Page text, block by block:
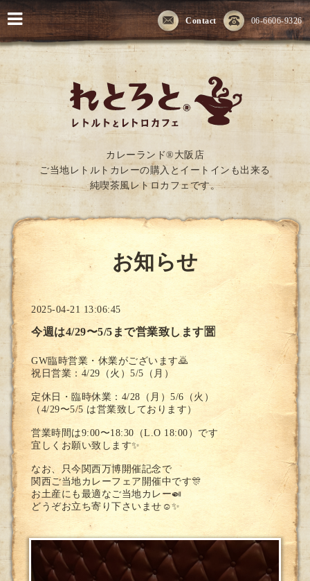
06-6606-9326
Contact
カレーランド®大阪店
ご当地レトルトカレーの購入とイートインも出来る
純喫茶風レトロカフェです。
お知らせ
2025-04-21 13:06:45
今週は4/29〜5/5まで営業致します🈺
GW臨時営業・休業がございます🙇
祝日営業：4/29（火）5/5（月）
定休日・臨時休業：4/28（月）5/6（火）
（4/29〜5/5 は営業致しております）
営業時間は9:00〜18:30（L.O 18:00）です
宜しくお願い致します✨
なお、只今関西万博開催記念で
関西ご当地カレーフェア開催中です🎊
お土産にも最適なご当地カレー🍛
どうぞお立ち寄り下さいませ☺️✨